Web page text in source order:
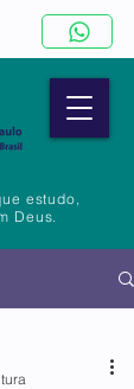
estudo,
Deus.